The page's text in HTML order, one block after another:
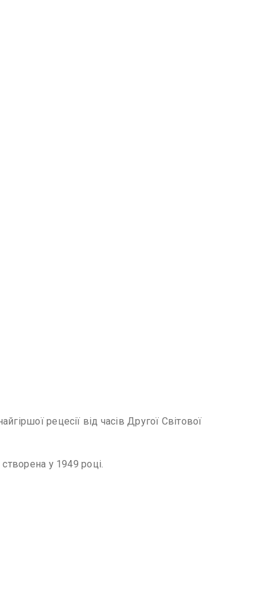
рецесії від часів Другої Світової
у 1949 році.